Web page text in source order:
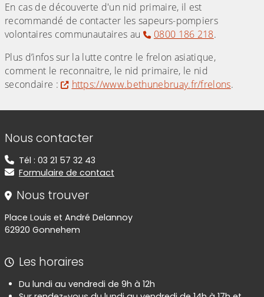
En cas de découverte d'un nid primaire, il est
recommandé de contacter les sapeurs-pompiers
volontaires communautaires au
0800 186 218.
Plus d’infos sur la lutte contre le frelon asiatique,
comment le reconnaitre, le nid primaire, le nid
secondaire :
https://www.bethunebruay.fr/frelons.
Informations de contact
Nous contacter
Tél : 03 21 57 32 43
Formulaire de contact
Nous trouver
Place Louis et André Delannoy
62920 Gonnehem
Les horaires
Du lundi au vendredi de 9h à 12h